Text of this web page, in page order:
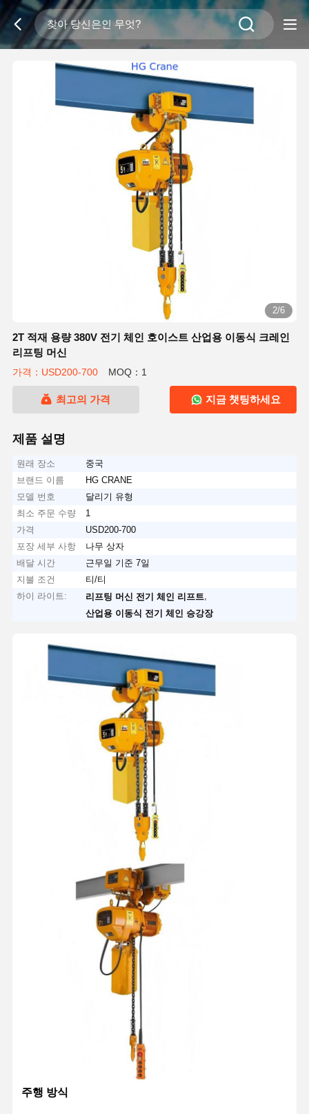
2/6
2T 적재 용량 380V 전기 체인 호이스트 산업용 이동식 크레인
리프팅 머신
가격：USD200-700 MOQ：1
최고의 가격 지금 챗팅하세요
제품 설명
원래 장소
중국
브랜드 이름
HG CRANE
모델 번호
달리기 유형
최소 주문 수량
1
가격
USD200-700
포장 세부 사항
나무 상자
배달 시간
근무일 기준 7일
지불 조건
티/티
하이 라이트:
리프팅 머신 전기 체인 리프트
산업용 이동식 전기 체인 승강장
주행 방식